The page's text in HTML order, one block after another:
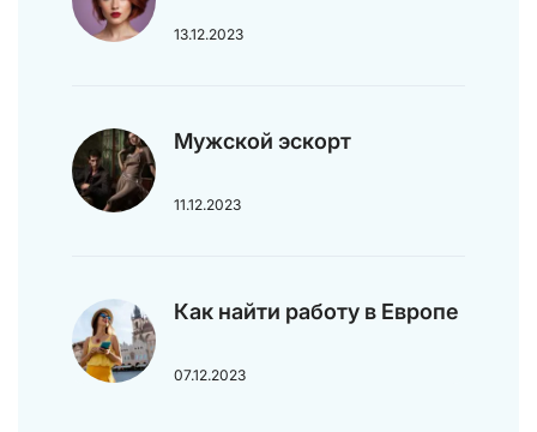
13.12.2023
Мужской эскорт
11.12.2023
Как найти работу в Европе
07.12.2023